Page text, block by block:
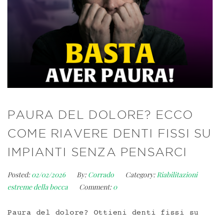
PAURA DEL DOLORE? ECCO
COME RIAVERE DENTI FISSI SU
IMPIANTI SENZA PENSARCI
Posted: 02/02/2026 By: Corrado Category:Riabilitazioni
estreme della bocca
Comment:0
Paura del dolore? Ottieni denti fissi su